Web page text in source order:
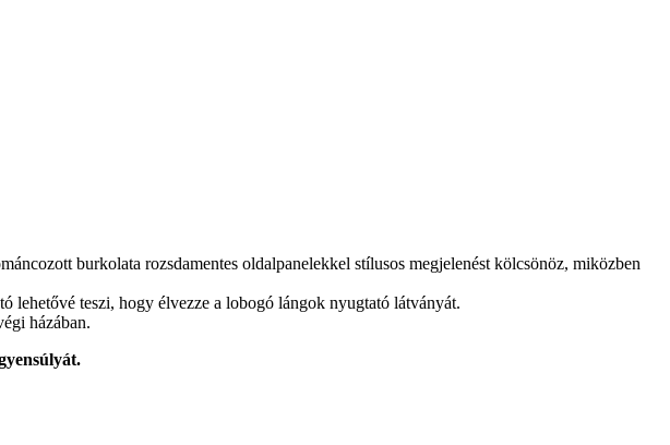
burkolata rozsdamentes oldalpanelekkel stílusos megjelenést kölcsönöz, miközben
lehetővé teszi, hogy élvezze a lobogó lángok nyugtató látványát.
házában.